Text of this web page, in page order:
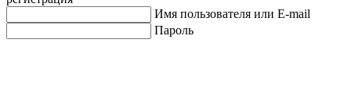
Имя пользователя или E-mail
Пароль